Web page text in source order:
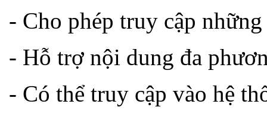
- Cho phép truy cập
- Hỗ trợ nội dung đa
- Có thể truy cập vào hệ